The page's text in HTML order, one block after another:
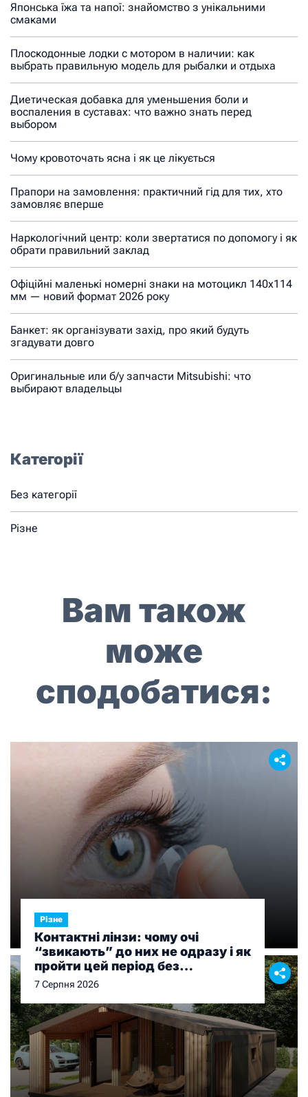
Японська їжа та напої: знайомство з унікальними
смаками
Плоскодонные лодки с мотором в наличии: как
выбрать правильную модель для рыбалки и отдыха
Диетическая добавка для уменьшения боли и
воспаления в суставах: что важно знать перед
выбором
Чому кровоточать ясна і як це лікується
Прапори на замовлення: практичний гід для тих, хто
замовляє вперше
Наркологічний центр: коли звертатися по допомогу і як
обрати правильний заклад
Офіційні маленькі номерні знаки на мотоцикл 140х114
мм — новий формат 2026 року
Банкет: як організувати захід, про який будуть
згадувати довго
Оригинальные или б/у запчасти Mitsubishi: что
выбирают владельцы
Категорії
Без категорії
Різне
Вам також
може
сподобатися:
Різне
Контактні лінзи: чому очі
“звикають” до них не одразу і як
пройти цей період без
дискомфорту
7 Серпня 2026